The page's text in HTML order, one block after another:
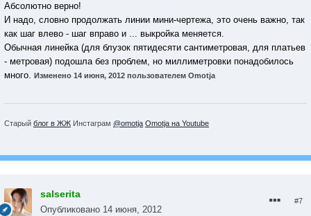
Абсолютно верно!
И надо, словно продолжать линии мини-чертежа, это очень важно, так
как шаг влево - шаг вправо и ... выкройка меняется.
Обычная линейка (для блузок пятидесяти сантиметровая, для платьев
- метровая) подошла без проблем, но миллиметровки понадобилось
много. Изменено 14 июня, 2012 пользователем Omotja
Старый блог в ЖЖ Инстаграм @omotja Omotja на Youtube
salserita
Опубликовано 14 июня, 2012
#7